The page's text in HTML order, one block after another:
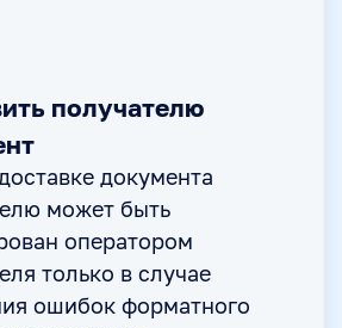
получателю
документа
может быть
оператором
только в случае
ошибок форматного